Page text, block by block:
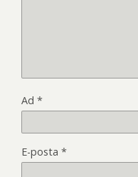
Ad *
E-posta *